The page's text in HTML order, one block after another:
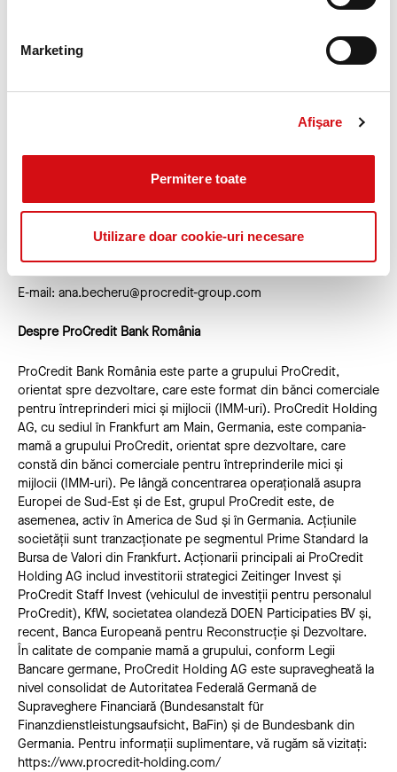
Marketing
Afişare
Permitere toate
Utilizare doar cookie-uri necesare
pe termen lung al clienților săi, ProCredit Bank România îi
consiliază nu numai pe aspecte financiare, ci și în privința
Sustenabilitatea s-a plasat întotdeauna și rămâne în centrul
Ana Becheru, Specialist Marketing ProCredit Bank România
E-mail: ana.becheru@procredit-group.com
Despre ProCredit Bank România
ProCredit Bank România este parte a grupului ProCredit,
orientat spre dezvoltare, care este format din bănci comerciale
pentru întreprinderi mici și mijlocii (IMM-uri). ProCredit Holding
AG, cu sediul în Frankfurt am Main, Germania, este compania-
mamă a grupului ProCredit, orientat spre dezvoltare, care
constă din bănci comerciale pentru întreprinderile mici și
mijlocii (IMM-uri). Pe lângă concentrarea operațională asupra
Europei de Sud-Est și de Est, grupul ProCredit este, de
asemenea, activ în America de Sud și în Germania. Acțiunile
societății sunt tranzacționate pe segmentul Prime Standard la
Bursa de Valori din Frankfurt. Acționarii principali ai ProCredit
Holding AG includ investitorii strategici Zeitinger Invest și
ProCredit Staff Invest (vehiculul de investiții pentru personalul
ProCredit), KfW, societatea olandeză DOEN Participaties BV și,
recent, Banca Europeană pentru Reconstrucție și Dezvoltare.
În calitate de companie mamă a grupului, conform Legii
Bancare germane, ProCredit Holding AG este supravegheată la
nivel consolidat de Autoritatea Federală Germană de
Supraveghere Financiară (Bundesanstalt für
Finanzdienstleistungsaufsicht, BaFin) și de Bundesbank din
Germania. Pentru informații suplimentare, vă rugăm să vizitați:
https://www.procredit-holding.com/